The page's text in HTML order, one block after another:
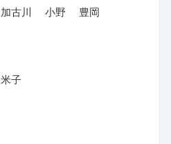
加古川 小野 豊岡
米子